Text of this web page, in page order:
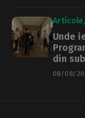
Articole
Unde
din
08/08/